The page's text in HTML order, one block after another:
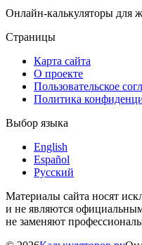
Онлайн-калькуляторы для
Страницы
Карта сайта
О проекте
Пользовательское
Политика
Выбор языка
English
Español
Русский
Материалы сайта носят
и не являются
не заменяют